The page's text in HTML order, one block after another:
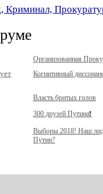
Криминал,
Организованная
Когнитивный
Власть бритых голов
300 друзей Путина❗️
Выборы 2018! Наш
Путин?